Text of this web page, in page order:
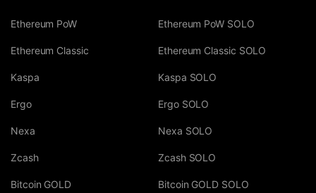
Ethereum PoW
Ethereum Classic
Kaspa
Ergo
Nexa
Zcash
Bitcoin GOLD
Ethereum PoW SOLO
Ethereum Classic SOLO
Kaspa SOLO
Ergo SOLO
Nexa SOLO
Zcash SOLO
Bitcoin GOLD SOLO